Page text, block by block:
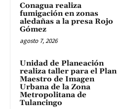
Conagua realiza
fumigación en zonas
aledañas a la presa Rojo
Gómez
agosto 7, 2026
Unidad de Planeación
realiza taller para el Plan
Maestro de Imagen
Urbana de la Zona
Metropolitana de
Tulancingo